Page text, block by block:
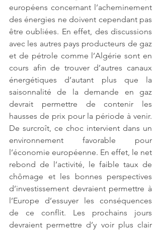
européens concernant l’acheminement
des énergies ne doivent cependant pas
être oubliées. En effet, des discussions
avec les autres pays producteurs de gaz
et de pétrole comme l’Algérie sont en
cours afin de trouver d’autres canaux
énergétiques d’autant plus que la
saisonnalité de la demande en gaz
devrait permettre de contenir les
hausses de prix pour la période à venir.
De surcroît, ce choc intervient dans un
environnement favorable pour
l’économie européenne. En effet, le net
rebond de l’activité, le faible taux de
chômage et les bonnes perspectives
d’investissement devraient permettre à
l’Europe d’essuyer les conséquences
de ce conflit. Les prochains jours
devraient permettre d’y voir plus clair